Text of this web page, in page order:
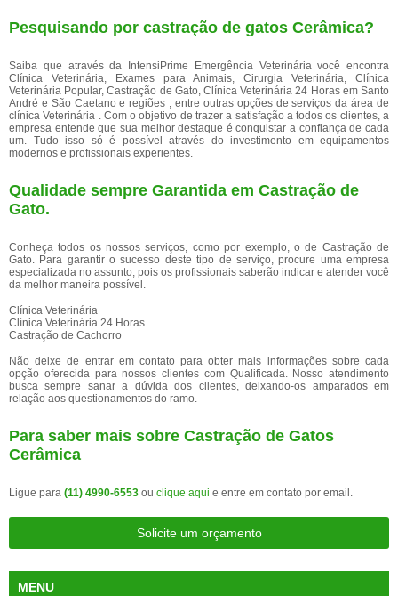
Pesquisando por castração de gatos Cerâmica?
Saiba que através da IntensiPrime Emergência Veterinária você encontra
Clínica Veterinária, Exames para Animais, Cirurgia Veterinária, Clínica
Veterinária Popular, Castração de Gato, Clínica Veterinária 24 Horas em Santo
André e São Caetano e regiões , entre outras opções de serviços da área de
clínica Veterinária . Com o objetivo de trazer a satisfação a todos os clientes, a
empresa entende que sua melhor destaque é conquistar a confiança de cada
um. Tudo isso só é possível através do investimento em equipamentos
modernos e profissionais experientes.
Qualidade sempre Garantida em Castração de
Gato.
Conheça todos os nossos serviços, como por exemplo, o de Castração de
Gato. Para garantir o sucesso deste tipo de serviço, procure uma empresa
especializada no assunto, pois os profissionais saberão indicar e atender você
da melhor maneira possível.
Clínica Veterinária
Clínica Veterinária 24 Horas
Castração de Cachorro
Não deixe de entrar em contato para obter mais informações sobre cada
opção oferecida para nossos clientes com Qualificada. Nosso atendimento
busca sempre sanar a dúvida dos clientes, deixando-os amparados em
relação aos questionamentos do ramo.
Para saber mais sobre Castração de Gatos
Cerâmica
Ligue para (11) 4990-6553 ou clique aqui e entre em contato por email.
Solicite um orçamento
MENU